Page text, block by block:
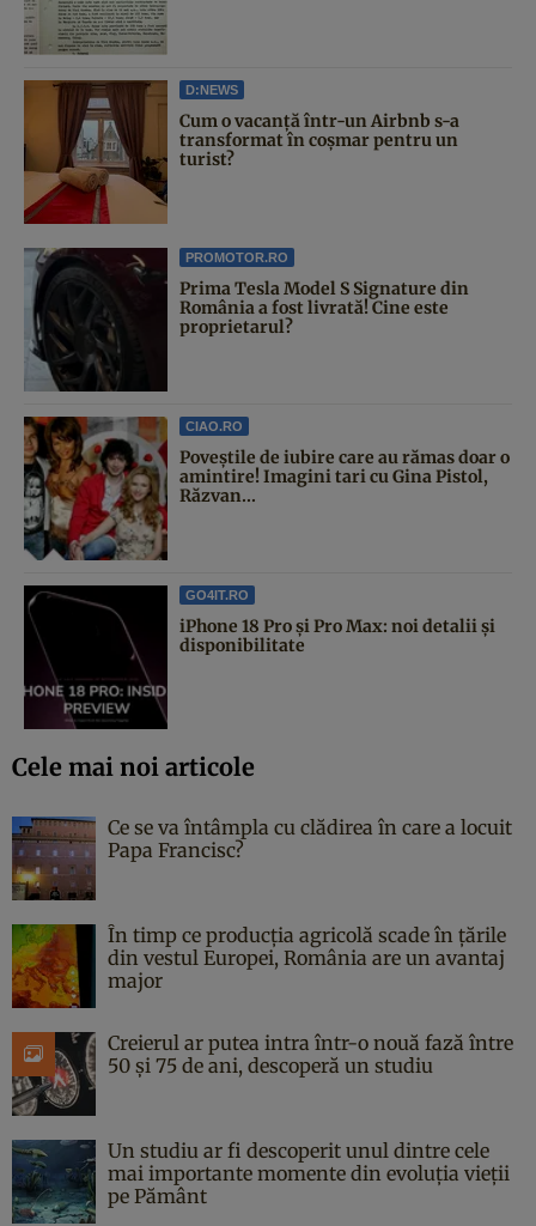
D:NEWS
Cum o vacanță într-un Airbnb s-a
transformat în coșmar pentru un
turist?
PROMOTOR.RO
Prima Tesla Model S Signature din
România a fost livrată! Cine este
proprietarul?
CIAO.RO
Poveştile de iubire care au rămas doar o
amintire! Imagini tari cu Gina Pistol,
Răzvan...
GO4IT.RO
iPhone 18 Pro și Pro Max: noi detalii și
disponibilitate
Cele mai noi articole
Ce se va întâmpla cu clădirea în care a locuit
Papa Francisc?
În timp ce producția agricolă scade în țările
din vestul Europei, România are un avantaj
major
Creierul ar putea intra într-o nouă fază între
50 și 75 de ani, descoperă un studiu
Un studiu ar fi descoperit unul dintre cele
mai importante momente din evoluția vieții
pe Pământ